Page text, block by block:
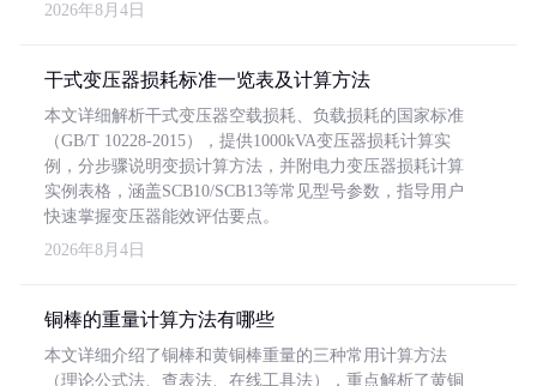
2026年8月4日
干式变压器损耗标准一览表及计算方法
本文详细解析干式变压器空载损耗、负载损耗的国家标准
（GB/T 10228-2015），提供1000kVA变压器损耗计算实
例，分步骤说明变损计算方法，并附电力变压器损耗计算
实例表格，涵盖SCB10/SCB13等常见型号参数，指导用户
快速掌握变压器能效评估要点。
2026年8月4日
铜棒的重量计算方法有哪些
本文详细介绍了铜棒和黄铜棒重量的三种常用计算方法
（理论公式法、查表法、在线工具法），重点解析了黄铜